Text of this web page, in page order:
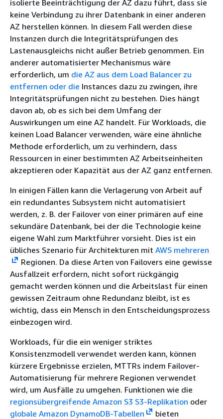
isolierte Beeinträchtigung der AZ dazu führt, dass sie
keine Verbindung zu ihrer Datenbank in einer anderen
AZ herstellen können. In diesem Fall werden diese
Instanzen durch die Integritätsprüfungen des
Lastenausgleichs nicht außer Betrieb genommen. Ein
anderer automatisierter Mechanismus wäre
erforderlich, um die AZ aus dem Load Balancer zu
entfernen oder die Instances dazu zu zwingen, ihre
Integritätsprüfungen nicht zu bestehen. Dies hängt
davon ab, ob es sich bei dem Umfang der
Auswirkungen um eine AZ handelt. Für Workloads, die
keinen Load Balancer verwenden, wäre eine ähnliche
Methode erforderlich, um zu verhindern, dass
Ressourcen in einer bestimmten AZ Arbeitseinheiten
akzeptieren oder Kapazität aus der AZ ganz entfernen.
In einigen Fällen kann die Verlagerung von Arbeit auf
ein redundantes Subsystem nicht automatisiert
werden, z. B. der Failover von einer primären auf eine
sekundäre Datenbank, bei der die Technologie keine
eigene Wahl zum Marktführer vorsieht. Dies ist ein
übliches Szenario für Architekturen mit AWS mehreren
Regionen. Da diese Arten von Failovers eine gewisse
Ausfallzeit erfordern, nicht sofort rückgängig
gemacht werden können und die Arbeitslast für einen
gewissen Zeitraum ohne Redundanz bleibt, ist es
wichtig, dass ein Mensch in den Entscheidungsprozess
einbezogen wird.
Workloads, für die ein weniger striktes
Konsistenzmodell verwendet werden kann, können
kürzere Ergebnisse erzielen, MTTRs indem Failover-
Automatisierung für mehrere Regionen verwendet
wird, um Ausfälle zu umgehen. Funktionen wie die
regionsübergreifende Amazon S3 S3-Replikation oder
globale Amazon DynamoDB-Tabellen
bieten